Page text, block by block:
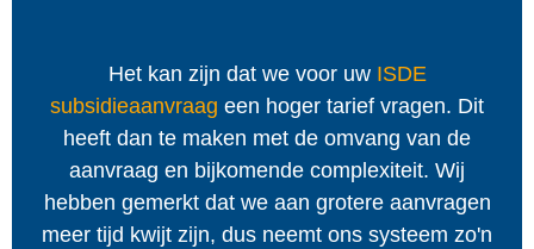
Het kan zijn dat we voor uw ISDE
subsidieaanvraag een hoger tarief vragen. Dit
heeft dan te maken met de omvang van de
aanvraag en bijkomende complexiteit. Wij
hebben gemerkt dat we aan grotere aanvragen
meer tijd kwijt zijn, dus neemt ons systeem zo'n